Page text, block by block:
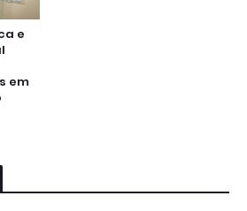
e
em